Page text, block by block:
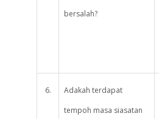
bersalah?
6.
Adakah terdapat
tempoh masa siasatan